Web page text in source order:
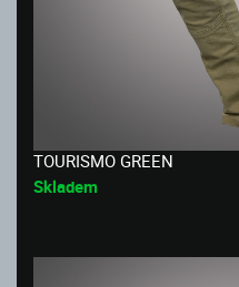
TOURISMO GREEN
Skladem